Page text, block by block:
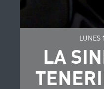
LUNES
LA